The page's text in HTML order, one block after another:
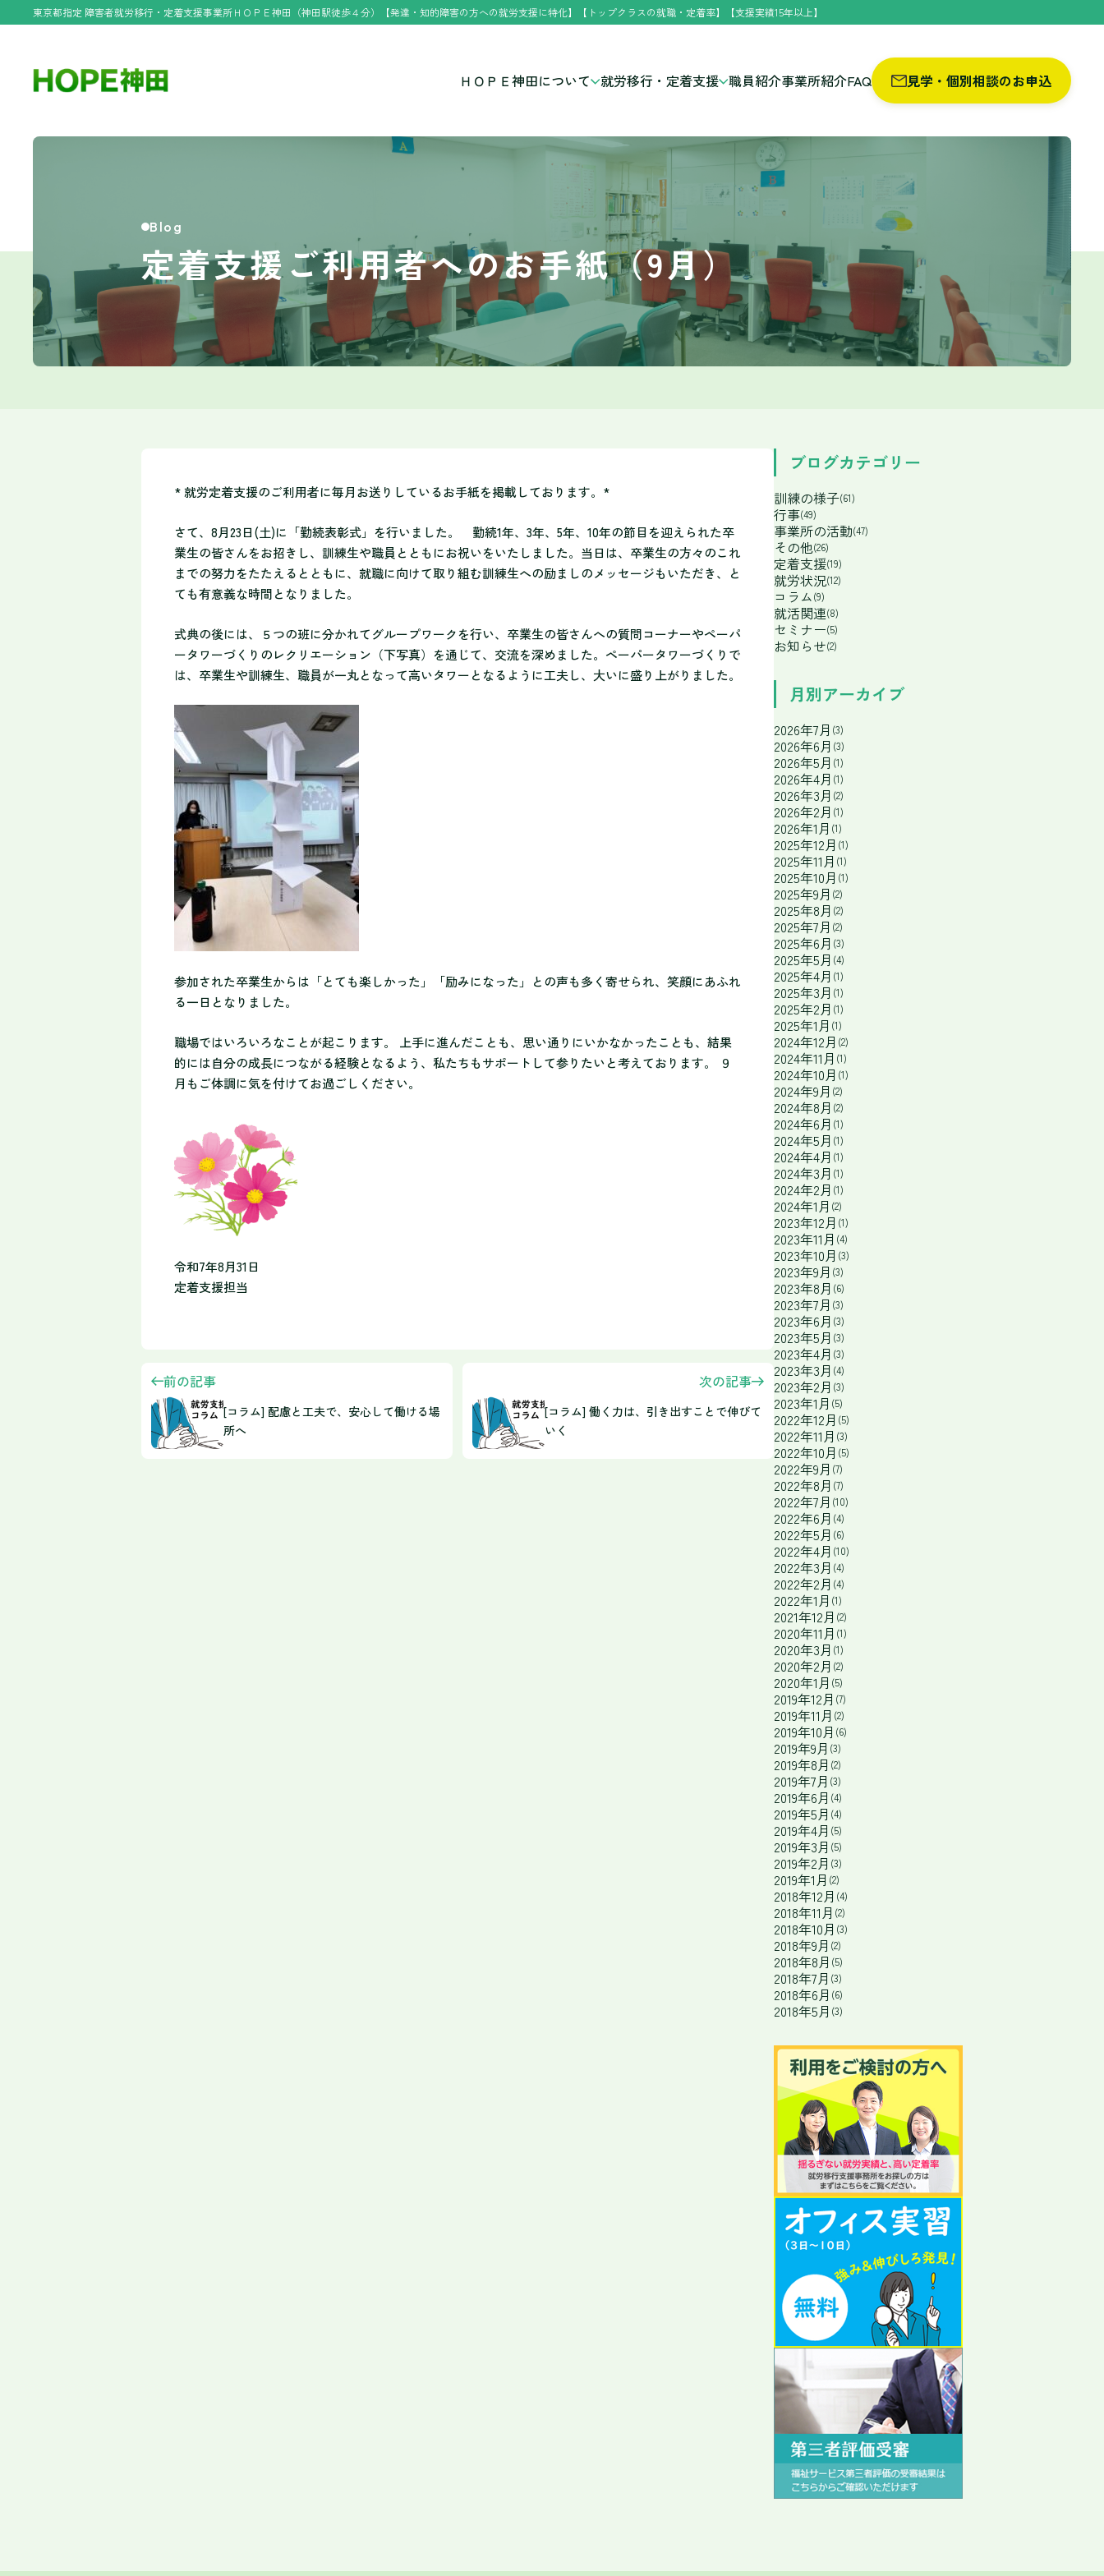
東京都指定 障害者就労移行・定着支援事業所ＨＯＰＥ神田（神田駅徒歩４分）【発達・知的障害の方への就労支援に特化】【トップクラスの就職・定着率】【支援実績15年以上】
ＨＯＰＥ神田について 就労移行・定着支援 職員紹介事業所紹介FAQ 見学・個別相談のお申込
Blog
定着支援ご利用者へのお手紙（9月）
* 就労定着支援のご利用者に毎月お送りしているお手紙を掲載しております。*
さて、8月23日(土)に「勤続表彰式」を行いました。 勤続1年、3年、5年、10年の節目を迎えられた卒
業生の皆さんをお招きし、訓練生や職員とともにお祝いをいたしました。当日は、卒業生の方々のこれ
までの努力をたたえるとともに、就職に向けて取り組む訓練生への励ましのメッセージもいただき、と
ても有意義な時間となりました。
式典の後には、５つの班に分かれてグループワークを行い、卒業生の皆さんへの質問コーナーやペーパ
ータワーづくりのレクリエーション（下写真）を通じて、交流を深めました。ペーパータワーづくりで
は、卒業生や訓練生、職員が一丸となって高いタワーとなるように工夫し、大いに盛り上がりました。
参加された卒業生からは「とても楽しかった」「励みになった」との声も多く寄せられ、笑顔にあふれ
る一日となりました。
職場ではいろいろなことが起こります。 上手に進んだことも、思い通りにいかなかったことも、結果
的には自分の成長につながる経験となるよう、私たちもサポートして参りたいと考えております。 ９
月もご体調に気を付けてお過ごしください。
令和7年8月31日
定着支援担当
次の記事
[コラム] 働く力は、引き出すことで伸びて
いく
前の記事
[コラム] 配慮と工夫で、安心して働ける場
所へ
ブログカテゴリー
訓練の様子(61)
行事(49)
事業所の活動(47)
その他(26)
定着支援(19)
就労状況(12)
コラム(9)
就活関連(8)
セミナー(5)
お知らせ(2)
月別アーカイブ
2026年7月 (3)
2026年6月 (3)
2026年5月 (1)
2026年4月 (1)
2026年3月 (2)
2026年2月 (1)
2026年1月 (1)
2025年12月 (1)
2025年11月 (1)
2025年10月 (1)
2025年9月 (2)
2025年8月 (2)
2025年7月 (2)
2025年6月 (3)
2025年5月 (4)
2025年4月 (1)
2025年3月 (1)
2025年2月 (1)
2025年1月 (1)
2024年12月 (2)
2024年11月 (1)
2024年10月 (1)
2024年9月 (2)
2024年8月 (2)
2024年6月 (1)
2024年5月 (1)
2024年4月 (1)
2024年3月 (1)
2024年2月 (1)
2024年1月 (2)
2023年12月 (1)
2023年11月 (4)
2023年10月 (3)
2023年9月 (3)
2023年8月 (6)
2023年7月 (3)
2023年6月 (3)
2023年5月 (3)
2023年4月 (3)
2023年3月 (4)
2023年2月 (3)
2023年1月 (5)
2022年12月 (5)
2022年11月 (3)
2022年10月 (5)
2022年9月 (7)
2022年8月 (7)
2022年7月 (10)
2022年6月 (4)
2022年5月 (6)
2022年4月 (10)
2022年3月 (4)
2022年2月 (4)
2022年1月 (1)
2021年12月 (2)
2020年11月 (1)
2020年3月 (1)
2020年2月 (2)
2020年1月 (5)
2019年12月 (7)
2019年11月 (2)
2019年10月 (6)
2019年9月 (3)
2019年8月 (2)
2019年7月 (3)
2019年6月 (4)
2019年5月 (4)
2019年4月 (5)
2019年3月 (5)
2019年2月 (3)
2019年1月 (2)
2018年12月 (4)
2018年11月 (2)
2018年10月 (3)
2018年9月 (2)
2018年8月 (5)
2018年7月 (3)
2018年6月 (6)
2018年5月 (3)